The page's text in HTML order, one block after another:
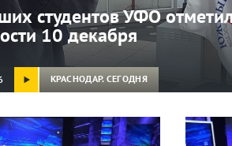
студентов УФО
10 декабря
КРАСНОДАР. СЕГОДНЯ